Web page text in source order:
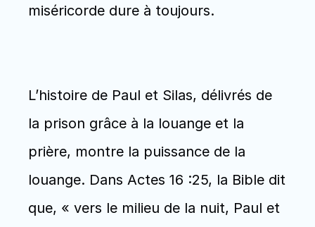
miséricorde dure à toujours.
L’histoire de Paul et Silas, délivrés de
la prison grâce à la louange et la
prière, montre la puissance de la
louange. Dans Actes 16 :25, la Bible dit
que, « vers le milieu de la nuit, Paul et